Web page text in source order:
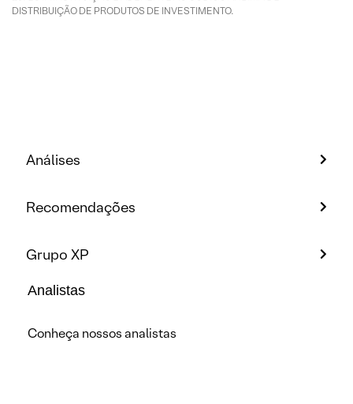
DISTRIBUIÇÃO DE PRODUTOS DE INVESTIMENTO.
Análises
Recomendações
Grupo XP
Analistas
Conheça nossos analistas